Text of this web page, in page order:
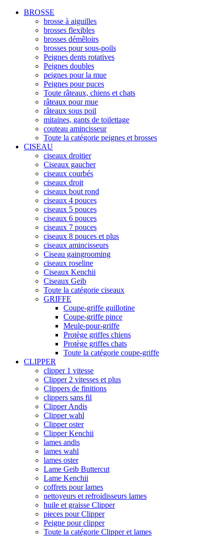
BROSSE
brosse à aiguilles
brosses flexibles
brosses démêloirs
brosses pour sous-poils
Peignes dents rotatives
Peignes doubles
peignes pour la mue
Peignes pour puces
Toute râteaux, chiens et chats
râteaux pour mue
râteaux sous poil
mitaines, gants de toilettage
couteau amincisseur
Toute la catégorie peignes et brosses
CISEAU
ciseaux droitier
Ciseaux gaucher
ciseaux courbés
ciseaux droit
ciseaux bout rond
ciseaux 4 pouces
ciseaux 5 pouces
ciseaux 6 pouces
ciseaux 7 pouces
ciseaux 8 pouces et plus
ciseaux amincisseurs
Ciseau gaingrooming
ciseaux roseline
Ciseaux Kenchii
Ciseaux Geib
Toute la catégorie ciseaux
GRIFFE
Coupe-griffe guillotine
Coupe-griffe pince
Meule-pour-griffe
Protège griffes chiens
Protège griffes chats
Toute la catégorie coupe-griffe
CLIPPER
clipper 1 vitesse
Clipper 2 vitesses et plus
Clippers de finitions
clippers sans fil
Clipper Andis
Clipper wahl
Clipper oster
Clipper Kenchii
lames andis
lames wahl
lames oster
Lame Geib Buttercut
Lame Kenchii
coffrets pour lames
nettoyeurs et refroidisseurs lames
huile et graisse Clipper
pieces pour Clipper
Peigne pour clipper
Toute la catégorie Clipper et lames